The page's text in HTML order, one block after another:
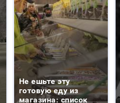
Не ешьте эту
готовую еду из
магазина: список